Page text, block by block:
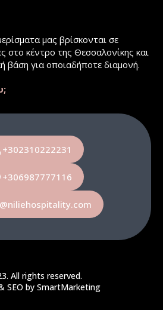
μας βρίσκονται σε
στο κέντρο της Θεσσαλονίκης και
βάση για οποιαδήποτε διαμονή.
+302310222231
+306987777116
All rights reserved.
SEO by SmartMarketing